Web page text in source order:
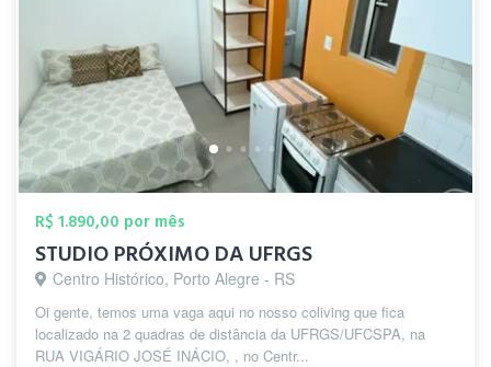
R$ 1.890,00 por mês
STUDIO PRÓXIMO DA UFRGS
Centro Histórico, Porto Alegre - RS
Oi gente, temos uma vaga aqui no nosso coliving que fica
localizado na 2 quadras de distância da UFRGS/UFCSPA, na
RUA VIGÁRIO JOSÉ INÁCIO, , no Centr...